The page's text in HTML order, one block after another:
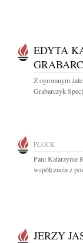
EDYTA
Z ogromnym
Grabarczyk
PŁOCK
Pani Katarzynie
współczucia z
JERZY